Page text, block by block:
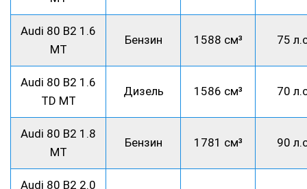
Audi 80 B2 1.6
MT
Бензин 1588 см³ 75
Audi 80 B2 1.6
TD MT
Дизель 1586 см³ 70
Audi 80 B2 1.8
MT
Бензин 1781 см³ 90
Audi 80 B2 2.0